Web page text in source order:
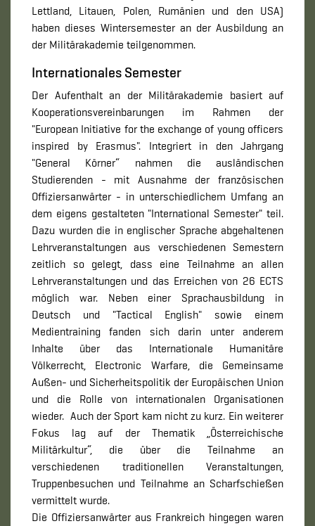
Lettland, Litauen, Polen, Rumänien und den USA)
haben dieses Wintersemester an der Ausbildung an
der Militärakademie teilgenommen.
Internationales Semester
Der Aufenthalt an der Militärakademie basiert auf
Kooperationsvereinbarungen im Rahmen der
"European Initiative for the exchange of young officers
inspired by Erasmus". Integriert in den Jahrgang
"General Körner“ nahmen die ausländischen
Studierenden - mit Ausnahme der französischen
Offiziersanwärter - in unterschiedlichem Umfang an
dem eigens gestalteten "International Semester" teil.
Dazu wurden die in englischer Sprache abgehaltenen
Lehrveranstaltungen aus verschiedenen Semestern
zeitlich so gelegt, dass eine Teilnahme an allen
Lehrveranstaltungen und das Erreichen von 26 ECTS
möglich war. Neben einer Sprachausbildung in
Deutsch und "Tactical English" sowie einem
Medientraining fanden sich darin unter anderem
Inhalte über das Internationale Humanitäre
Völkerrecht, Electronic Warfare, die Gemeinsame
Außen- und Sicherheitspolitik der Europäischen Union
und die Rolle von internationalen Organisationen
wieder. Auch der Sport kam nicht zu kurz. Ein weiterer
Fokus lag auf der Thematik „Österreichische
Militärkultur“, die über die Teilnahme an
verschiedenen traditionellen Veranstaltungen,
Truppenbesuchen und Teilnahme an Scharfschießen
vermittelt wurde.
Die Offiziersanwärter aus Frankreich hingegen waren